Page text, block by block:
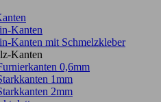
Kanten
Kanten mit Schmelzkleber
Kanten
0,6mm
1mm
2mm